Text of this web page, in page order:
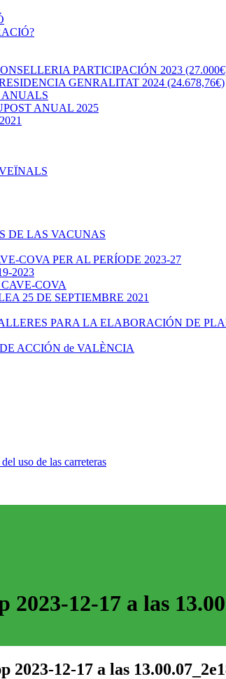
PARTICIPACIÓN 2023
GENRALITAT 2024 (24.678,76€)
ANUALS
ANUAL 2025
DE LAS VACUNAS
COVA PER AL PERÍODE 2023-27
2023
COVA
25 DE SEPTIEMBRE 2021
PARA LA ELABORACIÓN DE
ACCIÓN de VALÈNCIA
uso de las carreteras
12-17 a las
2023-12-17 a las